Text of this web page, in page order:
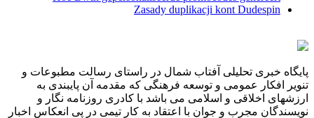
Zasady duplikacji kont Dudespin
پایگاه خبری تحلیلی آفتاب شمال در راستای رسالت مطبوعات و
تنویر افکار عمومی و توسعه فرهنگی که مقدمه آن پایبندی به
ارزشهای اخلاقی و اسلامی می باشد با کادری روزنامه نگار و
نویسندگان مجرب و جوان با اعتقاد به کار تیمی در پی انعکاس اخبار